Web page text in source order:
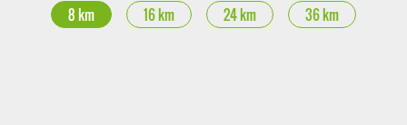
8 km 16 km 24 km 36 km